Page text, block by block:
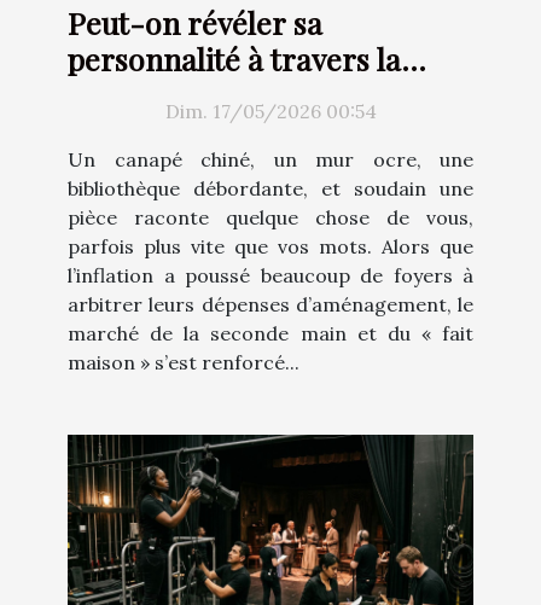
Peut-on révéler sa
personnalité à travers la
décoration d’intérieur ?
Dim. 17/05/2026 00:54
Un canapé chiné, un mur ocre, une
bibliothèque débordante, et soudain une
pièce raconte quelque chose de vous,
parfois plus vite que vos mots. Alors que
l’inflation a poussé beaucoup de foyers à
arbitrer leurs dépenses d’aménagement, le
marché de la seconde main et du « fait
maison » s’est renforcé...